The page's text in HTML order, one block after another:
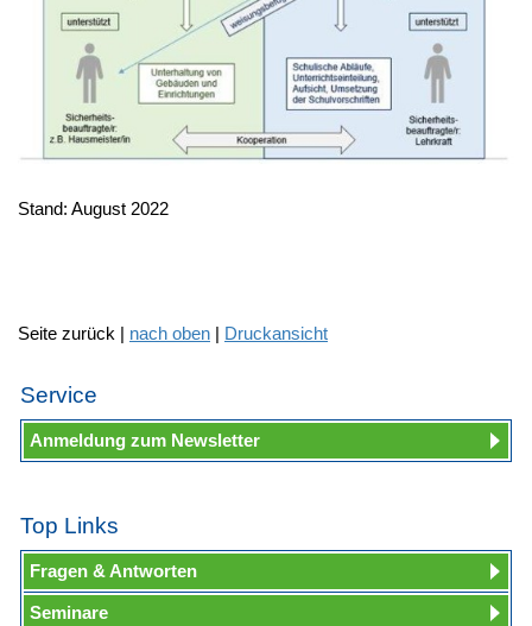
Stand: August 2022
Seite zurück | nach oben | Druckansicht
Service
Anmeldung zum Newsletter
Top Links
Fragen & Antworten
Seminare